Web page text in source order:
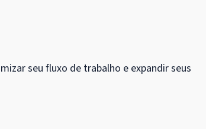
seu fluxo de trabalho e expandir seus